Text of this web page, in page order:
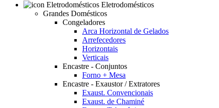
Eletrodomésticos
Grandes Domésticos
Congeladores
Arca Horizontal de Gelados
Arrefecedores
Horizontais
Verticais
Encastre - Conjuntos
Forno + Mesa
Encastre - Exaustor / Extratores
Exaust. Convencionais
Exaust. de Chaminé